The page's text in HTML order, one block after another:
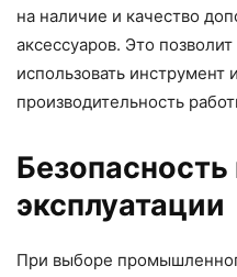
на наличие и качество
аксессуаров. Это
использовать инструмент
производительность
эксплуатации
При выборе